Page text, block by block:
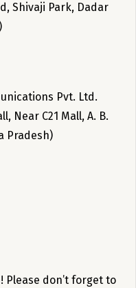
Shivaji Park, Dadar
Pvt. Ltd.
Near C21 Mall, A. B.
Pradesh)
Please don’t forget to